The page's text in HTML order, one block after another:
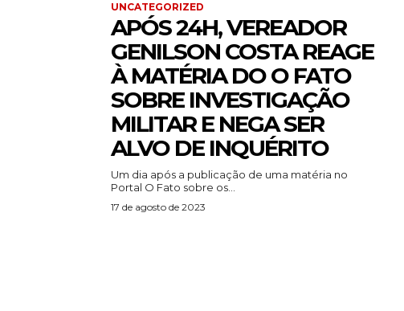
UNCATEGORIZED
APÓS 24H, VEREADOR
GENILSON COSTA REAGE
À MATÉRIA DO O FATO
SOBRE INVESTIGAÇÃO
MILITAR E NEGA SER
ALVO DE INQUÉRITO
Um dia após a publicação de uma matéria no
Portal O Fato sobre os...
17 de agosto de 2023